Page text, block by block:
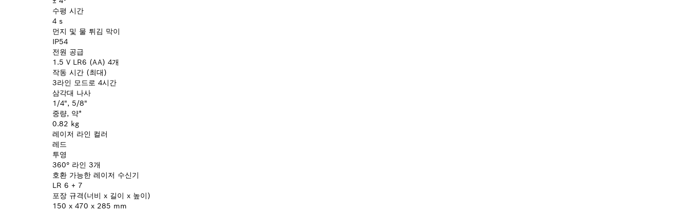
수평 시간
4 s
먼지 및 물 튀김 막이
IP54
전원 공급
1.5 V LR6 (AA) 4개
작동 시간 (최대)
3라인 모드로 4시간
삼각대 나사
1/4", 5/8"
중량, 약*
0.82 kg
레이저 라인 컬러
레드
투영
360° 라인 3개
호환 가능한 레이저 수신기
LR 6 + 7
포장 규격(너비 x 길이 x 높이)
150 x 470 x 285 mm